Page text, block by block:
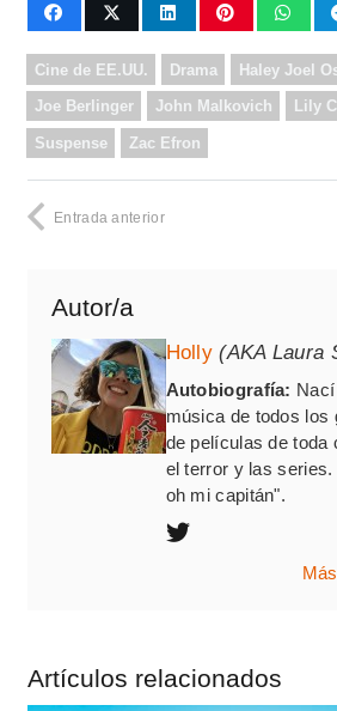
Cine de EE.UU. Drama Haley Joel
Joe Berlinger John Malkovich Lily
Suspense Zac Efron
Entrada anterior
Autor/a
Holly (AKA Laura
Autobiografía:
música de todos los
de películas de toda
el terror y las series.
oh mi capitán".
Artículos relacionados